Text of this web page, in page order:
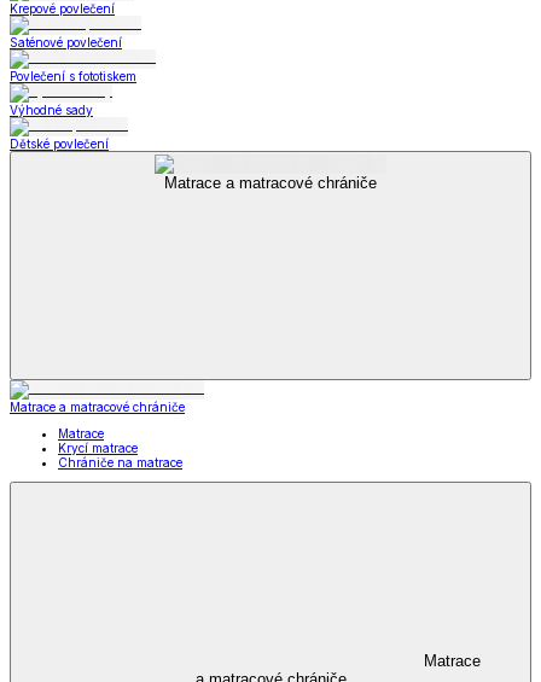
Krepové povlečení
Saténové povlečení
Povlečení s fototiskem
Výhodné sady
Dětské povlečení
Matrace a matracové chrániče
Matrace a matracové chrániče
Matrace
Krycí matrace
Chrániče na matrace
Matrace